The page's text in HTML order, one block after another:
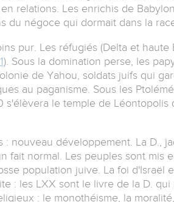
relations. Les enrichis de
du négoce qui dormait dans la
pur. Les réfugiés (Delta et haute
). Sous la domination perse, les
de Yahou, soldats juifs qui
au paganisme. Sous les
s'élèvera le temple de Léontopolis
: nouveau développement. La D.,
fait normal. Les peuples sont mis
population juive. La foi d'Israël
: les LXX sont le livre de la D. qui
: le monothéisme, la